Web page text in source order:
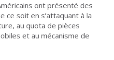
ont présenté des
ce soit en s'attaquant à la
au quota de pièces
et au mécanisme de